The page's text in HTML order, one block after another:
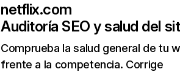
netflix.com
Auditoría SEO y salud del
Comprueba la salud general de tu
frente a la competencia. Corrige